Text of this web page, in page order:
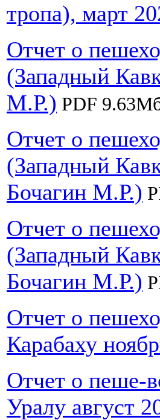
тропа), март
Отчет о
(Западный
М.Р.) PDF
Отчет о
(Западный
Бочагин М.Р.)
Отчет о
(Западный
Бочагин М.Р.)
Отчет о
Карабаху
Отчет о пеше-
Уралу август